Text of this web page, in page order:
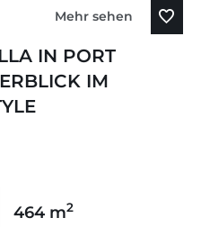
Mehr sehen
IN PORT
IM
464 m2